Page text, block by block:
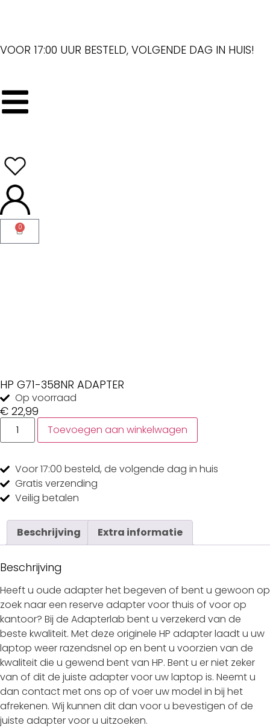
VOOR 17:00 UUR BESTELD, VOLGENDE DAG IN HUIS!
0
HP G71-358NR ADAPTER
Op voorraad
€ 22,99
Toevoegen aan winkelwagen
Voor 17:00 besteld, de volgende dag in huis
Gratis verzending
Veilig betalen
Beschrijving Extra informatie
Beschrijving
Heeft u oude adapter het begeven of bent u gewoon op
zoek naar een reserve adapter voor thuis of voor op
kantoor? Bij de Adapterlab bent u verzekerd van de
beste kwaliteit. Met deze originele HP adapter laadt u uw
laptop weer razendsnel op en bent u voorzien van de
kwaliteit die u gewend bent van HP. Bent u er niet zeker
van of dit de juiste adapter voor uw laptop is. Neemt u
dan contact met ons op of voer uw model in bij het
afrekenen. Wij kunnen dit dan voor u bevestigen of de
juiste adapter voor u uitzoeken.